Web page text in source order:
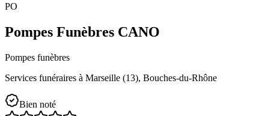
PO
Pompes Funèbres CANO
Pompes funèbres
Services funéraires à Marseille (13), Bouches-du-Rhône
Bien noté